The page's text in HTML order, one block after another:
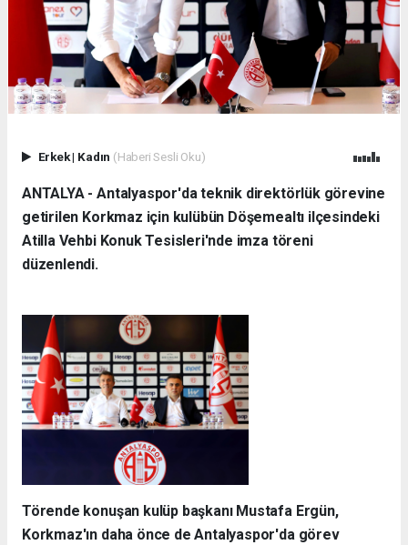
Erkek| Kadın (Haberi Sesli Oku)
ANTALYA - Antalyaspor'da teknik direktörlük görevine
getirilen Korkmaz için kulübün Döşemealtı ilçesindeki
Atilla Vehbi Konuk Tesisleri'nde imza töreni
düzenlendi.
Törende konuşan kulüp başkanı Mustafa Ergün,
Korkmaz'ın daha önce de Antalyaspor'da görev